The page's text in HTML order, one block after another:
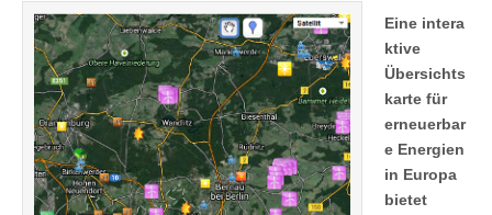
europaweit
online
sichtbar
Eine intera
ktive
Übersichts
karte für
erneuerbar
e Energien
in Europa
bietet